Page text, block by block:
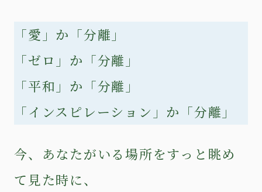
「愛」か「分離」
「ゼロ」か「分離」
「平和」か「分離」
「インスピレーション」か「分離」
今、あなたがいる場所をすっと眺め
て見た時に、